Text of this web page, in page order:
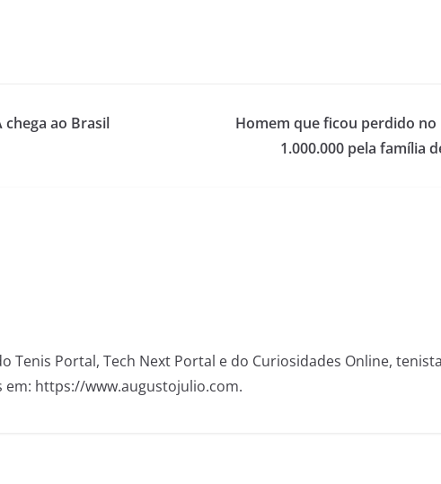
chega ao Brasil
Homem que ficou perdido no
1.000.000 pela família
Tenis Portal, Tech Next Portal e do Curiosidades Online,
https://www.augustojulio.com.